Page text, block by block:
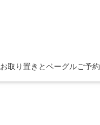
お取り置きとベーグルご予約